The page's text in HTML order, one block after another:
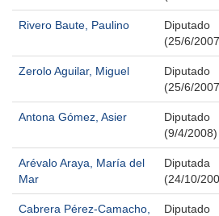
Rivero Baute, Paulino
Diputado
(25/6/
Zerolo Aguilar, Miguel
Diputado
(25/6/
Antona Gómez, Asier
Diputado
(9/4/2008)
Arévalo Araya, María del
Mar
Diputada
(24/10/
Cabrera Pérez-Camacho,
Diputado